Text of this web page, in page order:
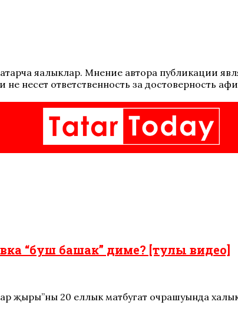
яңалыклар. Мнение автора публикации
несет ответственность за достоверность
“буш башак” диме? [тулы видео]
җыры”ның 20 еллык матбугат очрашуында